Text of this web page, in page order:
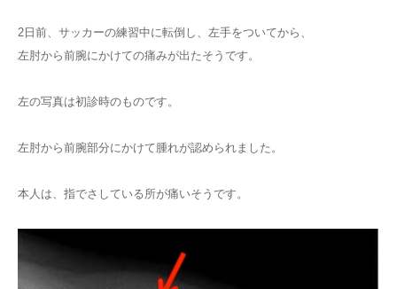
2日前、サッカーの練習中に転倒し、左手をついてから、
左肘から前腕にかけての痛みが出たそうです。
左の写真は初診時のものです。
左肘から前腕部分にかけて腫れが認められました。
本人は、指でさしている所が痛いそうです。